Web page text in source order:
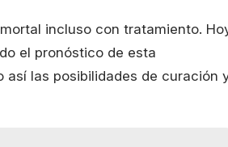
incluso con tratamiento.
el pronóstico de esta
las posibilidades de curación